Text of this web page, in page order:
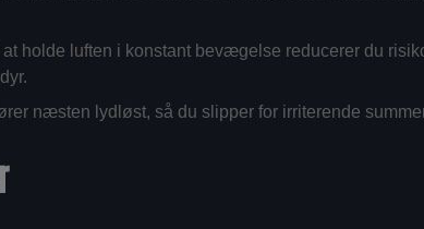
at holde luften i konstant bevægelse reducerer du
næsten lydløst, så du slipper for irriterende